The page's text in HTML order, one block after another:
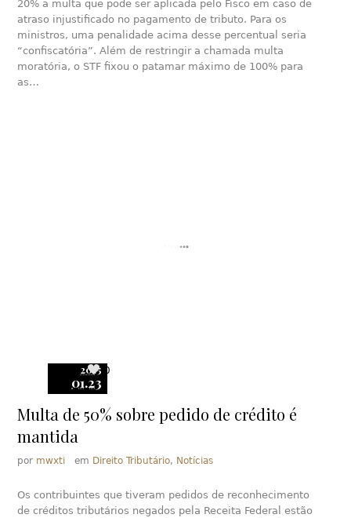
20% a multa que pode ser aplicada pelo Fisco em caso de
atraso injustificado no pagamento de tributo. Para os
ministros, uma penalidade acima desse percentual seria
“confiscatória”. Além de restringir a chamada multa
moratória, o STF fixou o patamar máximo de 100% para
as…
2015
01.23
0
Multa de 50% sobre pedido de crédito é
mantida
por mwxti em Direito Tributário, Notícias
Os contribuintes que tiveram pedidos de reconhecimento
de créditos tributários negados pela Receita Federal estão